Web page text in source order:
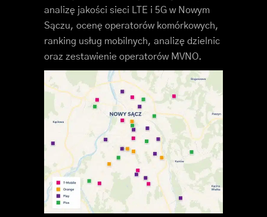
analizę jakości sieci LTE i 5G w Nowym
Sączu, ocenę operatorów komórkowych,
ranking usług mobilnych, analizę dzielnic
oraz zestawienie operatorów MVNO.